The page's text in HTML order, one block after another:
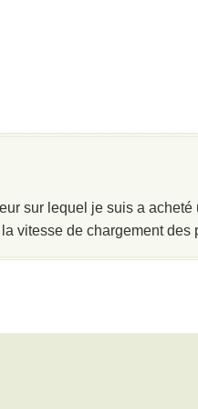
sur lequel je suis a
vitesse de chargement des